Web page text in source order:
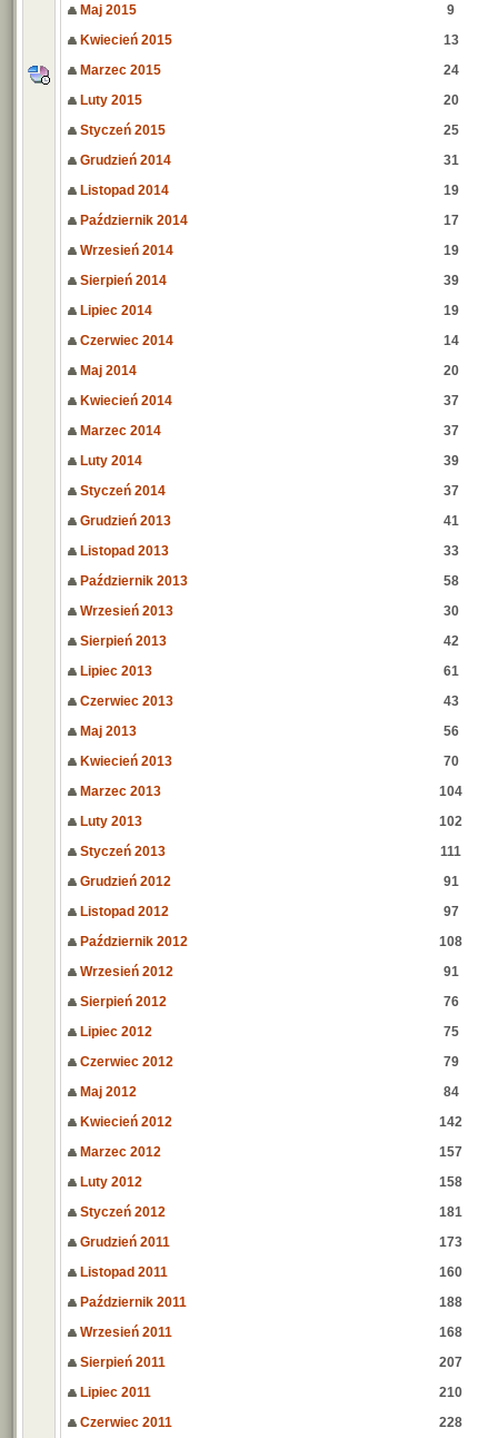
Maj 2015
9
Kwiecień 2015
13
Marzec 2015
24
Luty 2015
20
Styczeń 2015
25
Grudzień 2014
31
Listopad 2014
19
Październik 2014
17
Wrzesień 2014
19
Sierpień 2014
39
Lipiec 2014
19
Czerwiec 2014
14
Maj 2014
20
Kwiecień 2014
37
Marzec 2014
37
Luty 2014
39
Styczeń 2014
37
Grudzień 2013
41
Listopad 2013
33
Październik 2013
58
Wrzesień 2013
30
Sierpień 2013
42
Lipiec 2013
61
Czerwiec 2013
43
Maj 2013
56
Kwiecień 2013
70
Marzec 2013
104
Luty 2013
102
Styczeń 2013
111
Grudzień 2012
91
Listopad 2012
97
Październik 2012
108
Wrzesień 2012
91
Sierpień 2012
76
Lipiec 2012
75
Czerwiec 2012
79
Maj 2012
84
Kwiecień 2012
142
Marzec 2012
157
Luty 2012
158
Styczeń 2012
181
Grudzień 2011
173
Listopad 2011
160
Październik 2011
188
Wrzesień 2011
168
Sierpień 2011
207
Lipiec 2011
210
Czerwiec 2011
228